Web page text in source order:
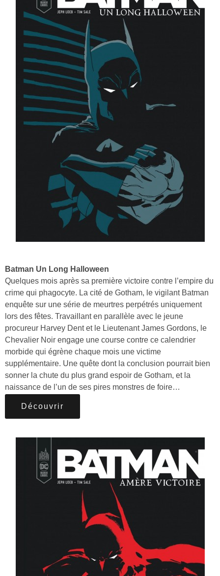
Batman Un Long Halloween
Quelques mois après sa première victoire contre l’empire du
crime qui phagocyte. La cité de Gotham, le vigilant Batman
enquête sur une série de meurtres perpétrés uniquement
lors des fêtes. Travaillant en parallèle avec le jeune
procureur Harvey Dent et le Lieutenant James Gordons, le
Chevalier Noir engage une course contre ce calendrier
morbide qui égrène chaque mois une victime
supplémentaire. Une quête dont la conclusion pourrait bien
sonner la chute du plus grand espoir de Gotham, et la
naissance de l’un de ses pires monstres de foire…
Découvrir